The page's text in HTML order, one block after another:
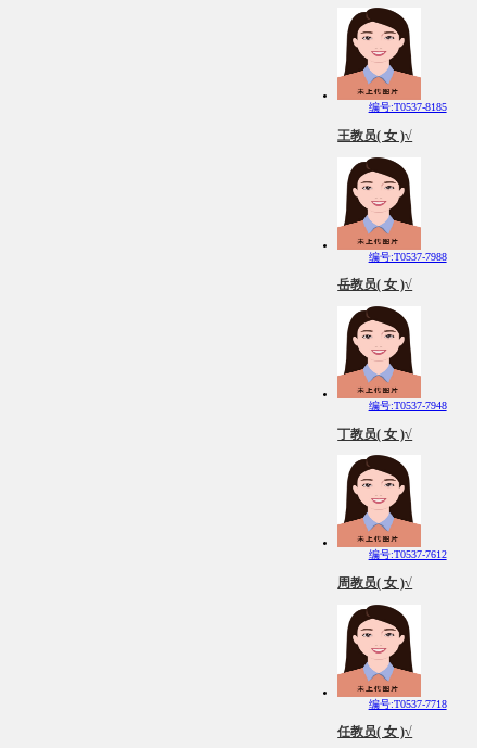
编号:T0537-8185
王教员( 女 )√
编号:T0537-7988
岳教员( 女 )√
编号:T0537-7948
丁教员( 女 )√
编号:T0537-7612
周教员( 女 )√
编号:T0537-7718
任教员( 女 )√